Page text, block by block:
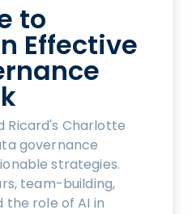
to
Effective
Ricard's Charlotte
governance
strategies.
team-building,
the role of AI in